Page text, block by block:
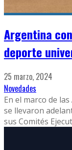
Argentina
deporte
25 marzo, 2024
Novedades
En el marco de las
se llevaron
sus Comités